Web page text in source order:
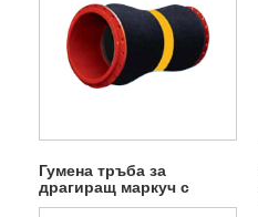
Гумена тръба за
драгиращ маркуч с
фланец